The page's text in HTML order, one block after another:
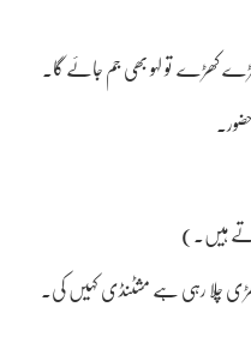
کھڑے تو لہو بھی جم جائے گا۔
ہیں۔)
چلا رہی ہے مشٹنڈی کہیں کی۔